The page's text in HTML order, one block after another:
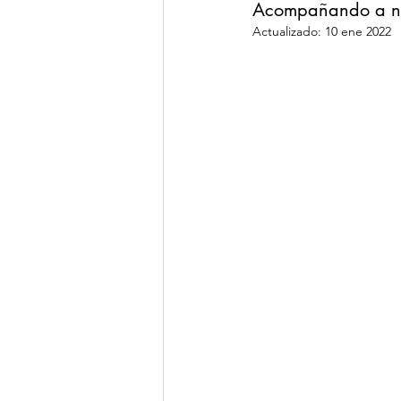
Acompañando a
Actualizado: 10 ene 2022